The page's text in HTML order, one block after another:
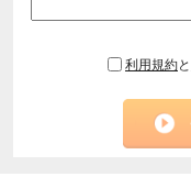
利用規約と